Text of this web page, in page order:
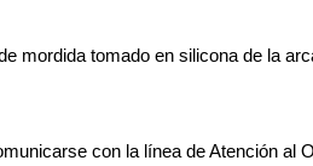
mordida tomado en silicona de la
con la línea de Atención al